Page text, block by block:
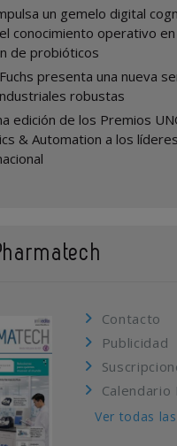
un gemelo digital
conocimiento operativo en
de probióticos
presenta una nueva
robustas
edición de los Premios
& Automation a los
Contacto
Publicidad
Calendario
Ver todas